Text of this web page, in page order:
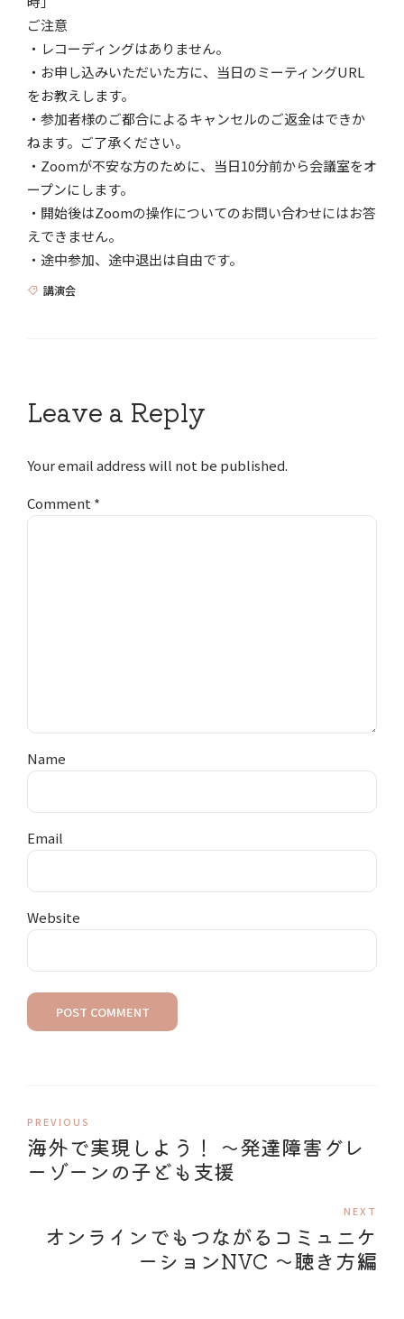
ご注意
・レコーディングはありません。
・お申し込みいただいた方に、当日のミーティングURL
をお教えします。
・参加者様のご都合によるキャンセルのご返金はできか
ねます。ご了承ください。
・Zoomが不安な方のために、当日10分前から会議室をオ
ープンにします。
・開始後はZoomの操作についてのお問い合わせにはお答
えできません。
・途中参加、途中退出は自由です。
講演会
Leave a Reply
Your email address will not be published.
Comment *
Name
Email
Website
POST COMMENT
PREVIOUS
海外で実現しよう！ ​〜発達障害グレ
ーゾーンの子ども支援
NEXT
オンラインでもつながるコミュニケ
ーションNVC 〜聴き方編